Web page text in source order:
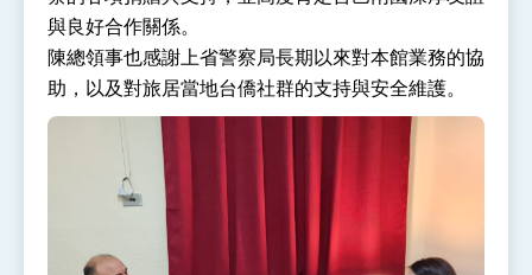
外交部長林佳龍於《外交事務》撰文指出：自由
世界 需要台灣，團結合作方能守護繁榮
外交部長林佳龍出席《台灣光華雜誌》50週年慶
「見證蛻變，分享世界的光華」開幕式，期許數
位轉 型迎向下個50年
總統主持「台美經濟繁榮夥伴對話」記者會 說
明臺美合作三大戰略方向 盼與民主夥伴共同引
領 下一個世代的繁榮
外交部長林佳龍接受印尼「時代雜誌」專訪，闡
述印太安全局勢，籲深化台印尼半導體供應鏈合
副總統接見美參議員蓋耶哥 強調美國是臺灣重
要合作夥伴
外交部長林佳龍午宴歡迎美國聯邦參議員蓋耶哥
訪問團
與良好合作關係。
陳總領事也感謝上省警察局長期以來對本館業務的協
助，以及對旅居當地台僑社群的支持與安全維護。